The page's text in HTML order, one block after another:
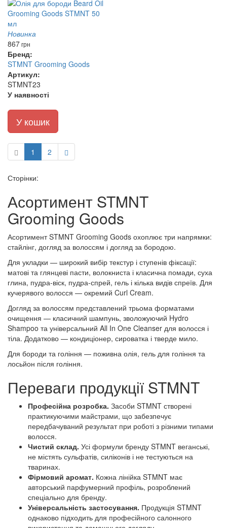
Новинка
867грн
Бренд:
STMNT Grooming Goods
Артикул:
STMNT23
У наявності
У кошик
1 2
Сторінки:
Асортимент STMNT
Grooming Goods
Асортимент STMNT Grooming Goods охоплює три напрямки:
стайлінг, догляд за волоссям і догляд за бородою.
Для укладки — широкий вибір текстур і ступенів фіксації:
матові та глянцеві пасти, волокниста і класична помади, суха
глина, пудра-віск, пудра-спрей, гель і кілька видів спреїв. Для
кучерявого волосся — окремий Curl Cream.
Догляд за волоссям представлений трьома форматами
очищення — класичний шампунь, зволожуючий Hydro
Shampoo та універсальний All In One Cleanser для волосся і
тіла. Додатково — кондиціонер, сироватка і тверде мило.
Для бороди та гоління — поживна олія, гель для гоління та
лосьйон після гоління.
Переваги продукції STMNT
Професійна розробка. Засоби STMNT створені
практикуючими майстрами, що забезпечує
передбачуваний результат при роботі з різними типами
волосся.
Чистий склад. Усі формули бренду STMNT веганські,
не містять сульфатів, силіконів і не тестуються на
тваринах.
Фірмовий аромат. Кожна лінійка STMNT має
авторський парфумерний профіль, розроблений
спеціально для бренду.
Універсальність застосування. Продукція STMNT
однаково підходить для професійного салонного